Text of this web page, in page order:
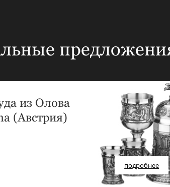
из Олова
(Австрия)
подробнее